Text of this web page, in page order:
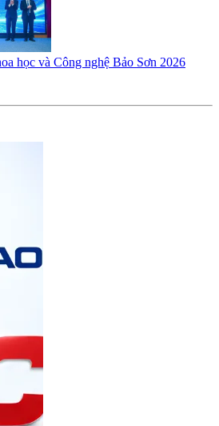
học và Công nghệ Bảo Sơn 2026